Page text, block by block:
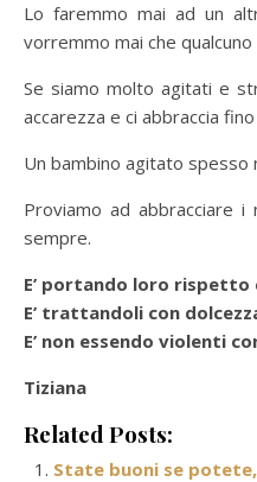
Lo faremmo mai ad un
vorremmo mai che
Se siamo molto agitati e
accarezza e ci abbraccia
Un bambino agitato spesso
Proviamo ad abbracciare i
sempre.
E’ portando loro
E’ trattandoli con
E’ non essendo violenti
Tiziana
Related Posts:
State buoni se